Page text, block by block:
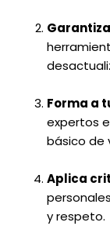
Forma a
expertos
básico de
Aplica
y respeto.